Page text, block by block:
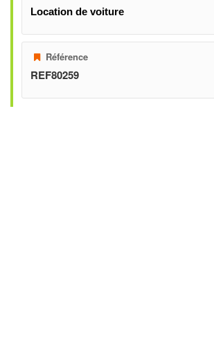
Location de voiture
Référence
REF80259